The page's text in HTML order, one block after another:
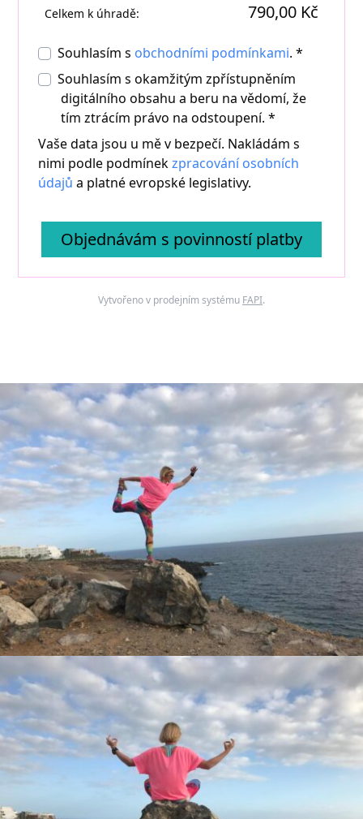
Celkem k úhradě: 790,00 Kč
Souhlasím s obchodními podmínkami. *
Souhlasím s okamžitým zpřístupněním
digitálního obsahu a beru na vědomí, že
tím ztrácím právo na odstoupení. *
Vaše data jsou u mě v bezpečí. Nakládám s
nimi podle podmínekzpracování osobních
údajů a platné evropské legislativy.
Objednávám s povinností platby
Vytvořeno v prodejním systému FAPI.